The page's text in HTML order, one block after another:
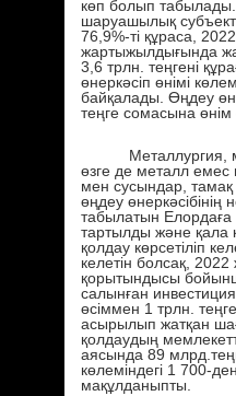
көп болып
шаруашылық
76,9%-ті құраса,
жартыжылдығында
3,6 трлн. теңгені
өнеркәсіп өнімі
байқалады. Өңдеу
теңге сомасына өнім
Металлургия,
өзге де металл
мен сусындар, тамақ
өңдеу өнеркәсібінің
табылатын
тартылды және қала
қолдау көрсетіліп
келетін болсақ,
қорытындысы
салынған
өсіммен 1 трлн.
асырылып жатқан
қолдаудың
аясында 89
көлеміндегі 1 700-
мақұлданыпты.